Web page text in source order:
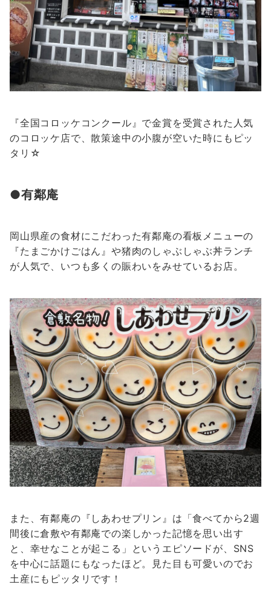
『全国コロッケコンクール』で金賞を受賞された人気
のコロッケ店で、散策途中の小腹が空いた時にもピッ
タリ☆
●有鄰庵
岡山県産の食材にこだわった有鄰庵の看板メニューの
『たまごかけごはん』や猪肉のしゃぶしゃぶ丼ランチ
が人気で、いつも多くの賑わいをみせているお店。
また、有鄰庵の『しあわせプリン』は「食べてから2週
間後に倉敷や有鄰庵での楽しかった記憶を思い出す
と、幸せなことが起こる」というエピソードが、SNS
を中心に話題にもなったほど。見た目も可愛いのでお
土産にもピッタリです！